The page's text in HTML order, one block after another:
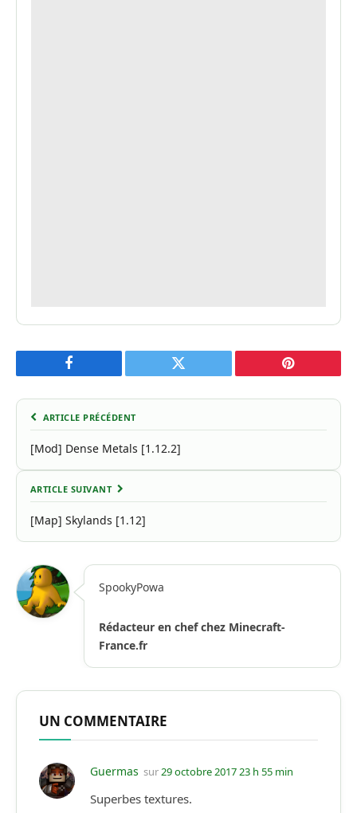
Facebook Twitter Pinterest
ARTICLE PRÉCÉDENT
[Mod] Dense Metals [1.12.2]
ARTICLE SUIVANT
[Map] Skylands [1.12]
SpookyPowa
Rédacteur en chef chez Minecraft-
France.fr
UN COMMENTAIRE
Guermas sur29 octobre 2017 23 h 55 min
Superbes textures.